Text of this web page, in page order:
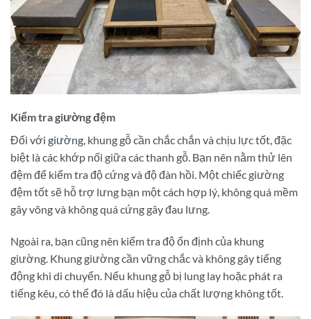
Kiểm tra giường đệm
Đối với giường, khung gỗ cần chắc chắn và chịu lực tốt, đặc
biệt là các khớp nối giữa các thanh gỗ. Bạn nên nằm thử lên
đệm để kiểm tra độ cứng và độ đàn hồi. Một chiếc giường
đệm tốt sẽ hỗ trợ lưng bạn một cách hợp lý, không quá mềm
gây võng và không quá cứng gây đau lưng.
Ngoài ra, bạn cũng nên kiểm tra độ ổn định của khung
giường. Khung giường cần vững chắc và không gây tiếng
động khi di chuyển. Nếu khung gỗ bị lung lay hoặc phát ra
tiếng kêu, có thể đó là dấu hiệu của chất lượng không tốt​.